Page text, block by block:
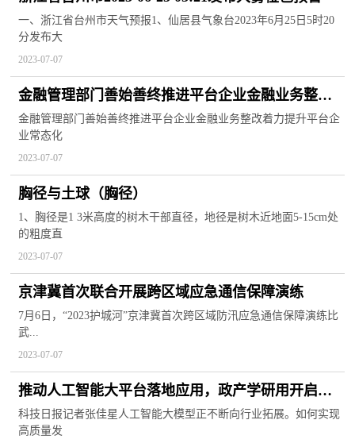
一、浙江省台州市天气预报1、仙居县气象台2023年6月25日5时20
分发布大
2023-07-07
金融管理部门善始善终推进平台企业金融业务整改
着力提升平台企业常态化金融监管水平
金融管理部门善始善终推进平台企业金融业务整改着力提升平台企
业常态化
2023-07-07
胸径与土球（胸径）
1、胸径是1 3米高度的树木干部直径，地径是树木近地面5-15cm处
的粗度直
2023-07-07
京津冀首次联合开展跨区域应急通信保障演练
7月6日，“2023护城河”京津冀首次跨区域防汛应急通信保障演练比
武...
2023-07-07
推动人工智能大平台落地应用，政产学研用开启协
同创新
科技日报记者张佳星人工智能大模型正不断向行业拓展。如何实现
高质量发